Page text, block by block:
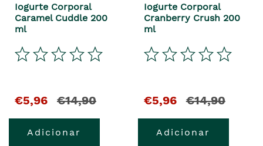
Iogurte Corporal
Caramel Cuddle 200
ml
€5,96 €14,90
Adicionar
Iogurte Corporal
Cranberry Crush 200
ml
€5,96 €14,90
Adicionar